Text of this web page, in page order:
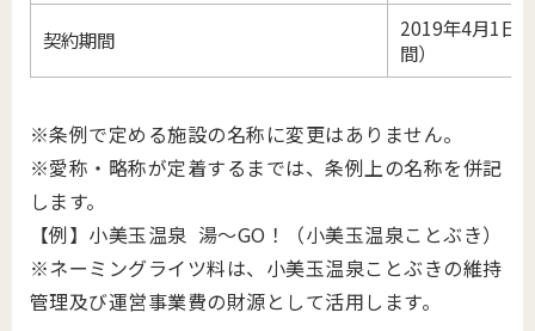
契約期間
2019年4月1日
間）
※条例で定める施設の名称に変更はありません。
※愛称・略称が定着するまでは、条例上の名称を併記
します。
【例】小美玉温泉 湯～GO！（小美玉温泉ことぶき）
※ネーミングライツ料は、小美玉温泉ことぶきの維持
管理及び運営事業費の財源として活用します。